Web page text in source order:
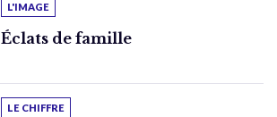
L'IMAGE
Éclats de famille
LE CHIFFRE